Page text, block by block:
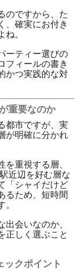
のですから、た
、確実にお付き
。
ーティー選びの
フィールの書き
かつ実践的な対
重要なのか
都市ですが、実
が明確に分かれ
重視する層、
近辺を好む層な
「シャイだけど
るため、短時間
会いなのか、
正しく選ぶこと
ックポイント